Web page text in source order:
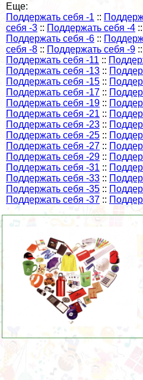
Еще:
Поддержать себя -1 ::
себя -3 :: Поддержать себя -4 ::
Поддержать себя -6 ::
себя -8 :: Поддержать себя -9 ::
Поддержать себя -11 ::
Поддержать себя -13 ::
Поддержать себя -15 ::
Поддержать себя -17 ::
Поддержать себя -19 ::
Поддержать себя -21 ::
Поддержать себя -23 ::
Поддержать себя -25 ::
Поддержать себя -27 ::
Поддержать себя -29 ::
Поддержать себя -31 ::
Поддержать себя -33 ::
Поддержать себя -35 ::
Поддержать себя -37 ::